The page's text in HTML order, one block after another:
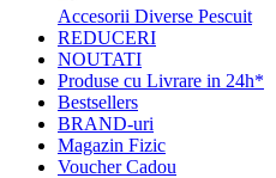
Accesorii Diverse Pescuit
REDUCERI
NOUTATI
Produse cu Livrare in 24h*
Bestsellers
BRAND-uri
Magazin Fizic
Voucher Cadou